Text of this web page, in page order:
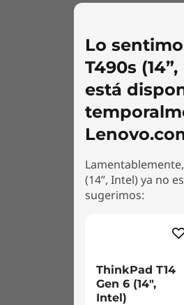
Lo
T490s
está
(14”, Intel) ya no
sugerimos:
ThinkPad T14
Gen 6 (14",
Intel)